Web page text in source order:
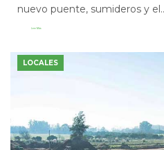
nuevo puente, sumideros y
Leer Más
LOCALES